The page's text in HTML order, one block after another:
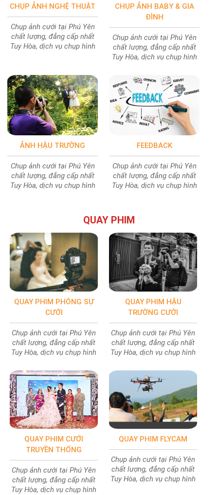
CHỤP ẢNH NGHỆ THUẬT
Chụp ảnh cưới tại Phú Yên
chất lượng, đẳng cấp nhất
Tuy Hòa, dịch vụ chụp hình
CHỤP ẢNH BABY & GIA
ĐÌNH
Chụp ảnh cưới tại Phú Yên
chất lượng, đẳng cấp nhất
Tuy Hòa, dịch vụ chụp hình
ẢNH HẬU TRƯỜNG
Chụp ảnh cưới tại Phú Yên
chất lượng, đẳng cấp nhất
Tuy Hòa, dịch vụ chụp hình
FEEDBACK
Chụp ảnh cưới tại Phú Yên
chất lượng, đẳng cấp nhất
Tuy Hòa, dịch vụ chụp hình
QUAY PHIM
QUAY PHIM PHÓNG SỰ
CƯỚI
Chụp ảnh cưới tại Phú Yên
chất lượng, đẳng cấp nhất
Tuy Hòa, dịch vụ chụp hình
đẹp
QUAY PHIM HẬU
TRƯỜNG CƯỚI
Chụp ảnh cưới tại Phú Yên
chất lượng, đẳng cấp nhất
Tuy Hòa, dịch vụ chụp hình
đẹp
QUAY PHIM CƯỚI
TRUYỀN THỐNG
Chụp ảnh cưới tại Phú Yên
chất lượng, đẳng cấp nhất
Tuy Hòa, dịch vụ chụp hình
QUAY PHIM FLYCAM
Chụp ảnh cưới tại Phú Yên
chất lượng, đẳng cấp nhất
Tuy Hòa, dịch vụ chụp hình